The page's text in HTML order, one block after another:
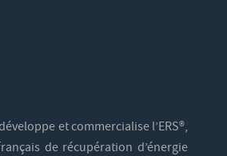
et commercialise l’ERS®,
de récupération d’énergie